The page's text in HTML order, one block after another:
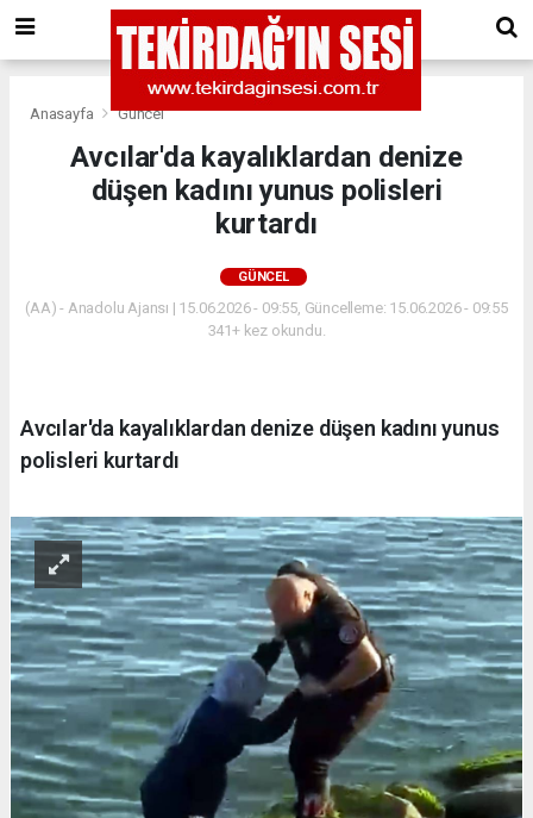
Anasayfa Güncel
Avcılar'da kayalıklardan denize
düşen kadını yunus polisleri
kurtardı
GÜNCEL
(AA) - Anadolu Ajansı | 15.06.2026 - 09:55, Güncelleme: 15.06.2026 - 09:55
341+ kez okundu.
Avcılar'da kayalıklardan denize düşen kadını yunus
polisleri kurtardı